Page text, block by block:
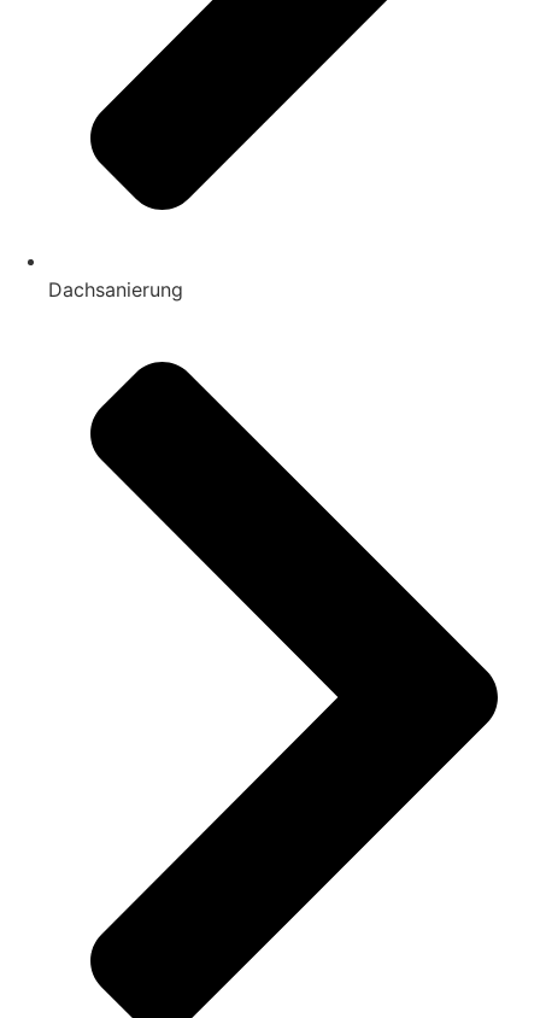
Dachsanierung